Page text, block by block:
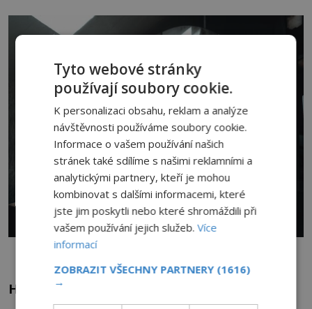
Historie se opakuje?
Tyto webové stránky
používají soubory cookie.
K personalizaci obsahu, reklam a analýze
návštěvnosti používáme soubory cookie.
Informace o vašem používání našich
stránek také sdílíme s našimi reklamními a
analytickými partnery, kteří je mohou
kombinovat s dalšími informacemi, které
jste jim poskytli nebo které shromáždili při
vašem používání jejich služeb.Více
informací
ZOBRAZIT VŠECHNY PARTNERY (1616)
→